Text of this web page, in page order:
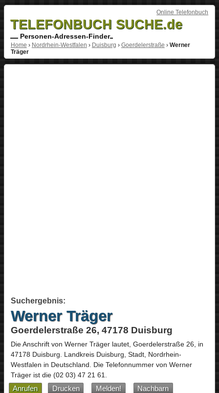
Online Telefonbuch
TELEFONBUCH SUCHE.de
Personen-Adressen-Finder
Home › Nordrhein-Westfalen › Duisburg › Goerdelerstraße › Werner
Träger
Suchergebnis:
Werner Träger
Goerdelerstraße 26, 47178 Duisburg
Die Anschrift von Werner Trägerlautet, Goerdelerstraße 26, in
47178 Duisburg. Landkreis Duisburg, Stadt, Nordrhein-
Westfalen in Deutschland. Die Telefonnummer von Werner
Träger ist die (02 03) 47 21 61.
Anrufen Drucken Melden!
Nachbarn